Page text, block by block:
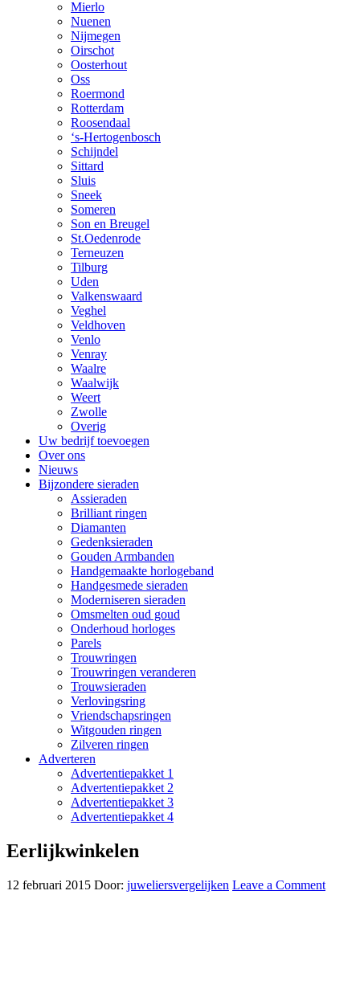
Mierlo
Nuenen
Nijmegen
Oirschot
Oosterhout
Oss
Roermond
Rotterdam
Roosendaal
‘s-Hertogenbosch
Schijndel
Sittard
Sluis
Sneek
Someren
Son en Breugel
St.Oedenrode
Terneuzen
Tilburg
Uden
Valkenswaard
Veghel
Veldhoven
Venlo
Venray
Waalre
Waalwijk
Weert
Zwolle
Overig
Uw bedrijf toevoegen
Over ons
Nieuws
Bijzondere sieraden
Assieraden
Brilliant ringen
Diamanten
Gedenksieraden
Gouden Armbanden
Handgemaakte horlogeband
Handgesmede sieraden
Moderniseren sieraden
Omsmelten oud goud
Onderhoud horloges
Parels
Trouwringen
Trouwringen veranderen
Trouwsieraden
Verlovingsring
Vriendschapsringen
Witgouden ringen
Zilveren ringen
Adverteren
Advertentiepakket 1
Advertentiepakket 2
Advertentiepakket 3
Advertentiepakket 4
Eerlijkwinkelen
12 februari 2015 Door: juweliersvergelijken Leave a Comment